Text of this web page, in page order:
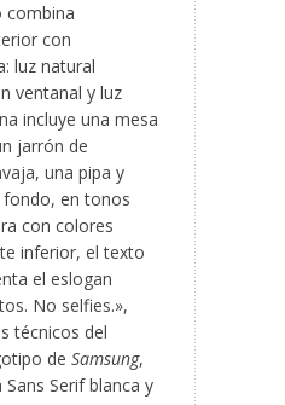
combina
con
luz natural
ventanal y luz
incluye una mesa
jarrón de
una pipa y
en tonos
con colores
inferior, el texto
el eslogan
No selfies.»,
técnicos del
de Samsung,
Serif blanca y